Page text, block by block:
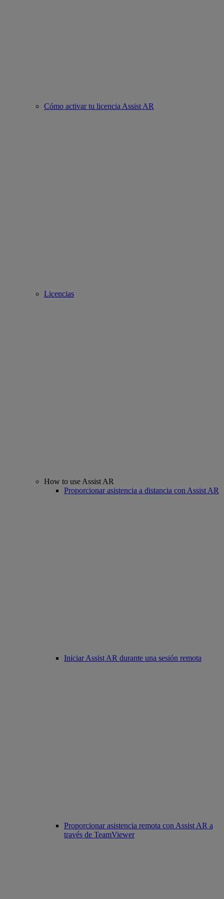
Cómo activar tu licencia Assist AR
Licencias
How to use Assist AR
Proporcionar asistencia a distancia con Assist AR
Iniciar Assist AR durante una sesión remota
Proporcionar asistencia remota con Assist AR a
través de TeamViewer